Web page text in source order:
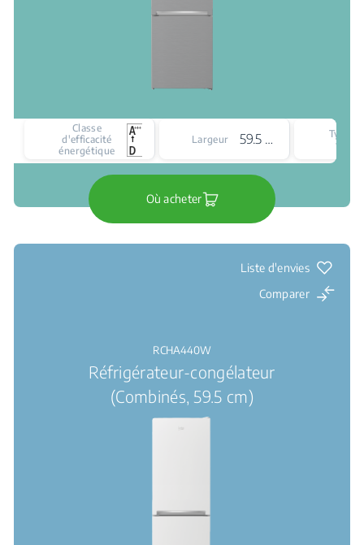
Classe
d'efficacité
énergétique
Largeur 59.5 cm
Type
froid
Où acheter
Liste d'envies
Comparer
RCHA440W
Réfrigérateur-congélateur
(Combinés, 59.5 cm)